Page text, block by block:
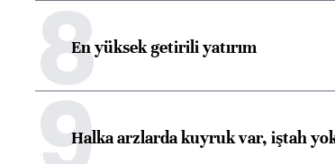
8En yüksek getirili yatırım
Halka arzlarda kuyruk var, iştah